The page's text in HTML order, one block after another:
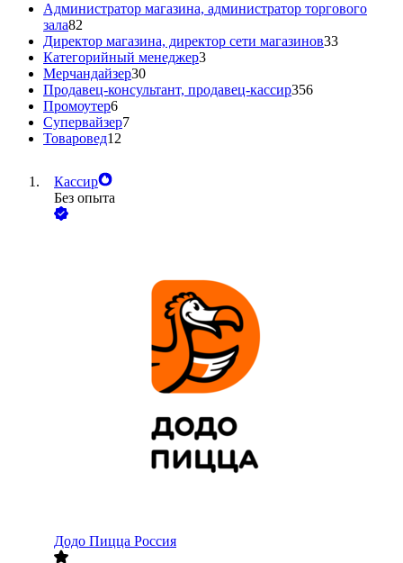
Администратор магазина, администратор торгового
зала82
Директор магазина, директор сети магазинов33
Категорийный менеджер3
Мерчандайзер30
Продавец-консультант, продавец-кассир356
Промоутер6
Супервайзер7
Товаровед12
Кассир
Без опыта
Додо Пицца Россия